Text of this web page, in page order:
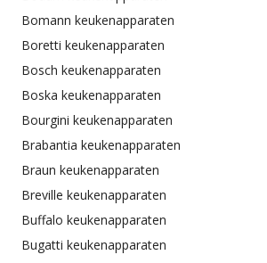
Bomann keukenapparaten
Boretti keukenapparaten
Bosch keukenapparaten
Boska keukenapparaten
Bourgini keukenapparaten
Brabantia keukenapparaten
Braun keukenapparaten
Breville keukenapparaten
Buffalo keukenapparaten
Bugatti keukenapparaten